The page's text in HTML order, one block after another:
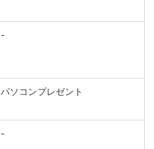
-
パソコンプレゼント
-